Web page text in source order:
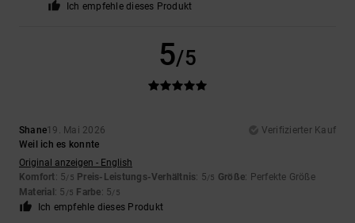
Ich empfehle dieses Produkt
5/5
Shane19. Mai 2026
Verifizierter Kauf
Weil ich es konnte
Original anzeigen - English
Komfort: 5/5 Preis-Leistungs-Verhältnis: 5/5 Größe: Perfekte Größe
Material : 5 /5 Farbe: 5/5
Ich empfehle dieses Produkt